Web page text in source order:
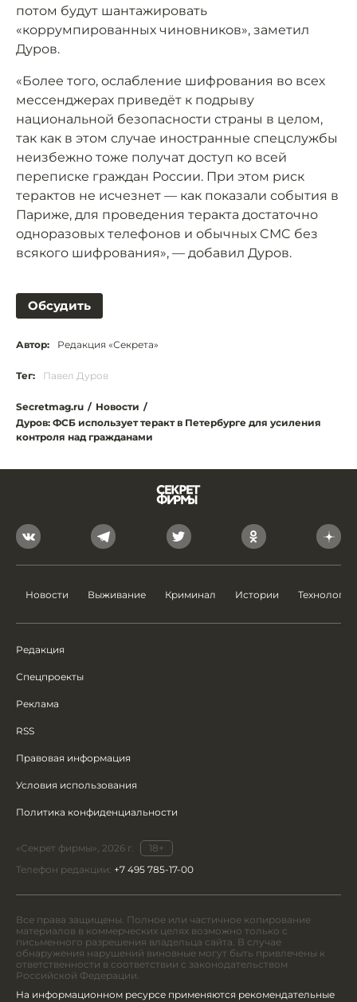
потом будут шантажировать
«коррумпированных чиновников», заметил
Дуров.
«Более того, ослабление шифрования во всех
мессенджерах приведёт к подрыву
национальной безопасности страны в целом,
так как в этом случае иностранные спецслужбы
неизбежно тоже получат доступ ко всей
переписке граждан России. При этом риск
терактов не исчезнет — как показали события в
Париже, для проведения теракта достаточно
одноразовых телефонов и обычных CMC без
всякого шифрования», — добавил Дуров.
Обсудить
Автор: Редакция «Секрета»
Тег: Павел Дуров
Secretmag.ru / Новости /
Дуров: ФСБ использует теракт в Петербурге для усиления
контроля над гражданами
Новости Выживание Криминал Истории Технологии
Редакция
Спецпроекты
Реклама
RSS
Правовая информация
Условия использования
Политика конфиденциальности
«Секрет фирмы», 2026 г.
18+
Телефон редакции: +7 495 785-17-00
Все права защищены. Полное или частичное копирование
материалов в коммерческих целях возможно только с
письменного разрешения владельца сайта. В случае
обнаружения нарушений виновные могут быть привлечены к
ответственности в соответствии с законодательством
Российской Федерации.
На информационном ресурсе применяются рекомендательные